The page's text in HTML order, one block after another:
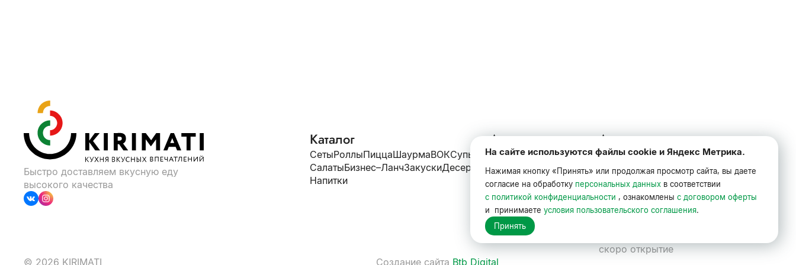
Быстро доставляем вкусную еду
высокого качества
Каталог
СетыРоллыПиццаШаурмаВОКСупы
СалатыБизнес–ЛанчЗакускиДесерты
Напитки
Акции
Доставка и оплата
О нас
Адреса
Барнаул,ул. Малахова, 134 к2 ЖК
«Рубин»
+7 (3852) 58-33-33
Барнаул, ул. Космонавтов, 17 ЖК
«Маяк»
скоро открытие
© 2026 KIRIMATI
Создание сайта Btb Digital
На сайте используются файлы cookie и Яндекс Метрика.
Нажимая кнопку «Принять» или продолжая просмотр сайта, вы даете
согласие на обработку персональных данных в соответствии
с политикой конфиденциальности , ознакомлены с договором оферты
и принимаете условия пользовательского соглашения.
Принять